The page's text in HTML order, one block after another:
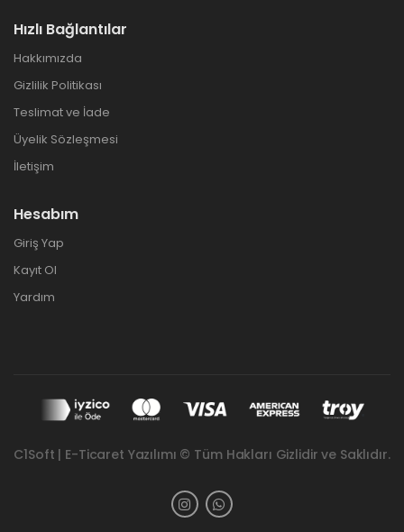
Hızlı Bağlantılar
Hakkımızda
Gizlilik Politikası
Teslimat ve İade
Üyelik Sözleşmesi
İletişim
Hesabım
Giriş Yap
Kayıt Ol
Yardım
C1Soft | E-Ticaret Yazılımı © Tüm Hakları Gizlidir ve Saklıdır.